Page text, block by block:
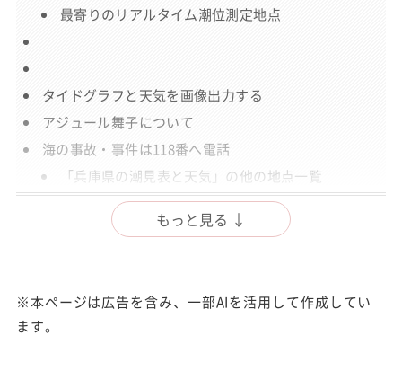
最寄りのリアルタイム潮位測定地点
タイドグラフと天気を画像出力する
アジュール舞子について
海の事故・事件は118番へ電話
「兵庫県の潮見表と天気」の他の地点一覧
もっと見る ↓
※本ページは広告を含み、一部AIを活用して作成してい
ます。